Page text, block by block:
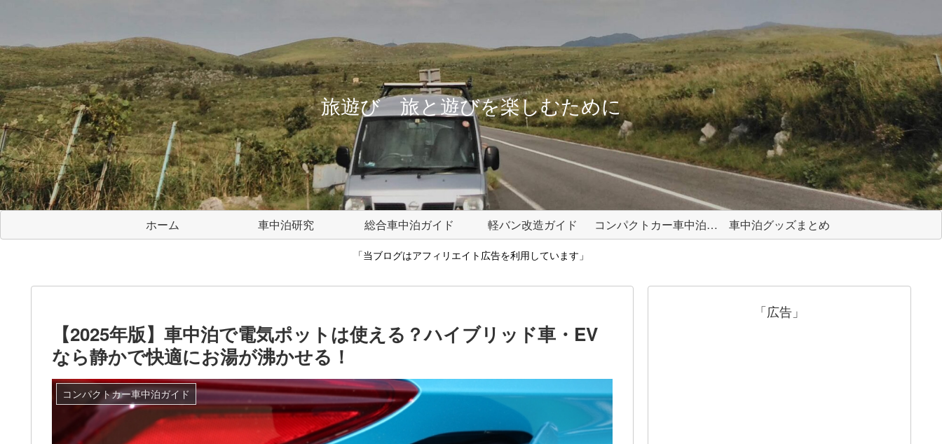
旅遊び 旅と遊びを楽しむために
ホーム 車中泊研究 総合車中泊ガイド 軽バン改造ガイド コンパクトカー車中泊ガイド 車中泊グッズまとめ
「当ブログはアフィリエイト広告を利用しています」
【2025年版】車中泊で電気ポットは使える？ハイブリッド車・EV
なら静かで快適にお湯が沸かせる！
コンパクトカー車中泊ガイド
「広告」